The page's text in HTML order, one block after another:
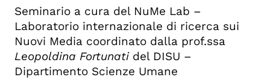
Seminario a cura del NuMe Lab –
Laboratorio internazionale di ricerca sui
Nuovi Media coordinato dalla prof.ssa
Leopoldina Fortunatidel DISU –
Dipartimento Scienze Umane